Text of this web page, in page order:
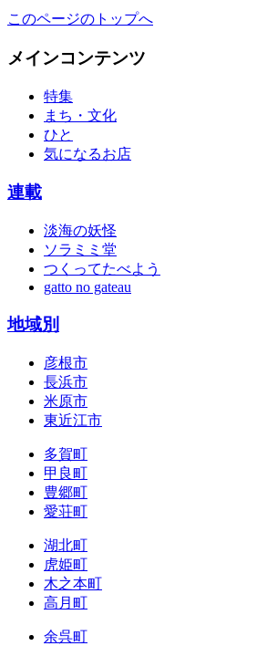
このページのトップへ
メインコンテンツ
特集
まち・文化
ひと
気になるお店
連載
淡海の妖怪
ソラミミ堂
つくってたべよう
gatto no gateau
地域別
彦根市
長浜市
米原市
東近江市
多賀町
甲良町
豊郷町
愛荘町
湖北町
虎姫町
木之本町
高月町
余呉町